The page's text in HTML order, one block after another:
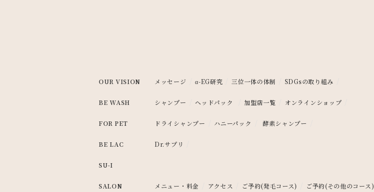
OUR VISION メッセージ α-EG研究 三位一体の体制 SDGsの取り組み
BE WASH シャンプー ヘッドパック 加盟店一覧 オンラインショップ
FOR PET ドライシャンプー ハニーパック 酵素シャンプー
BE LAC Dr.サプリ
SU-I
SALON メニュー・料金 アクセス ご予約(発毛コース) ご予約(その他のコース)